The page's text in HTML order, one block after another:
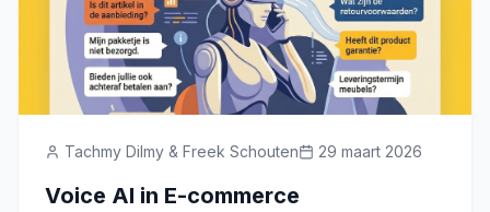
Tachmy Dilmy & Freek Schouten 29 maart 2026
Voice AI in E-commerce